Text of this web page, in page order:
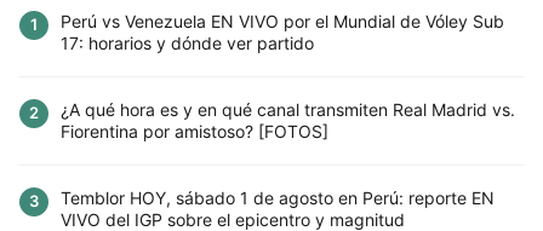
1
Perú vs Venezuela EN VIVO por el Mundial de Vóley Sub
17: horarios y dónde ver partido
2
¿A qué hora es y en qué canal transmiten Real Madrid vs.
Fiorentina por amistoso? [FOTOS]
3
Temblor HOY, sábado 1 de agosto en Perú: reporte EN
VIVO del IGP sobre el epicentro y magnitud